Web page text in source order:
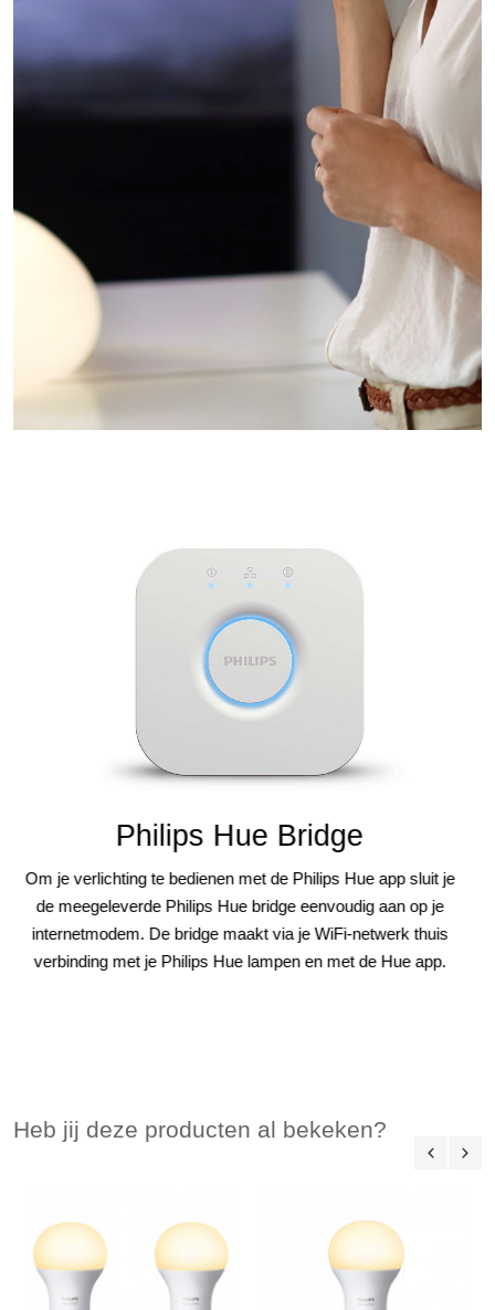
Philips Hue Bridge
Om je verlichting te bedienen met de Philips Hue app sluit je
de meegeleverde Philips Hue bridge eenvoudig aan op je
internetmodem. De bridge maakt via je WiFi-netwerk thuis
verbinding met je Philips Hue lampen en met de Hue app.
Heb jij deze producten al bekeken?